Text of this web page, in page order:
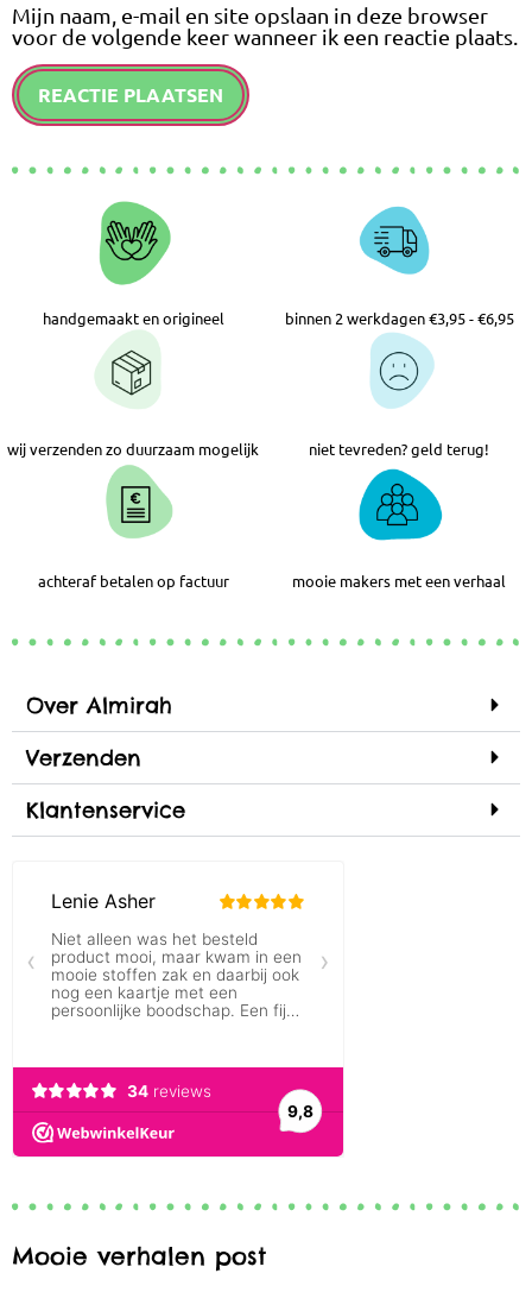
Mijn naam, e-mail en site opslaan in deze browser
voor de volgende keer wanneer ik een reactie plaats.
handgemaakt en origineel binnen 2 werkdagen €3,95 - €6,95
wij verzenden zo duurzaam mogelijk niet tevreden? geld terug!
achteraf betalen op factuur mooie makers met een verhaal
Over Almirah
Verzenden
Klantenservice
Mooie verhalen post